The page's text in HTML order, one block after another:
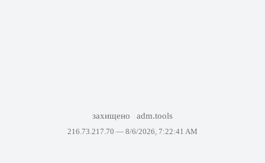
захищено adm.tools
216.73.217.70 — 8/6/2026, 7:22:41 AM